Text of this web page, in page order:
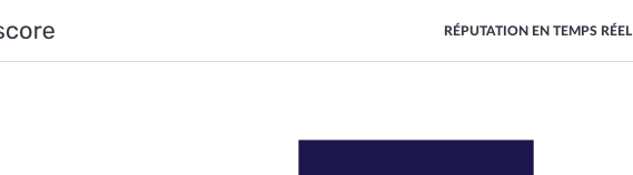
RÉPUTATION EN TEMPS RÉEL